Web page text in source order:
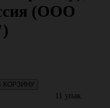
(ООО
КОРЗИНУ
11 упак